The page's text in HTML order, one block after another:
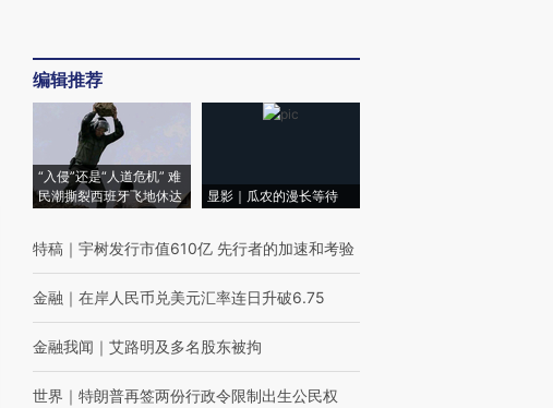
编辑推荐
“入侵”还是“人道危机” 难
民潮撕裂西班牙飞地休达
显影｜瓜农的漫长等待
特稿 ｜ 宇树发行市值610亿 先行者的加速和考验
金融 ｜ 在岸人民币兑美元汇率连日升破6.75
金融我闻 ｜ 艾路明及多名股东被拘
世界 ｜ 特朗普再签两份行政令限制出生公民权